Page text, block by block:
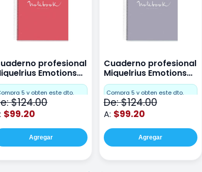
profesional
Emotions
80 hojas Coral
5 y obten este dto.
$124.00
$99.20
Agregar
Cuaderno profesional
Miquelrius Emotions
raya 80 hojas Gris
Compra 5 y obten este dto.
De: $124.00
A: $99.20
Agregar